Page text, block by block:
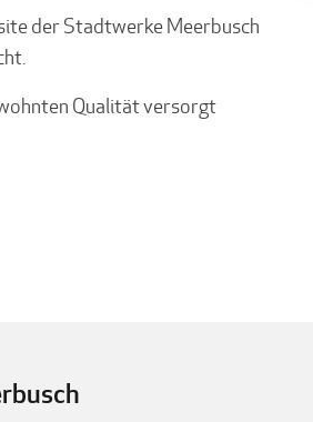
der Stadtwerke Meerbusch
Qualität versorgt